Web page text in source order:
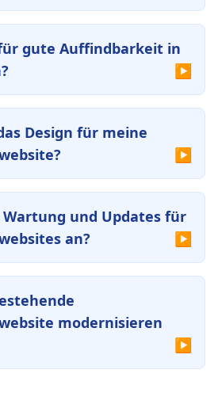
gute Auffindbarkeit in
Design für meine
Wartung und Updates für
an?
modernisieren